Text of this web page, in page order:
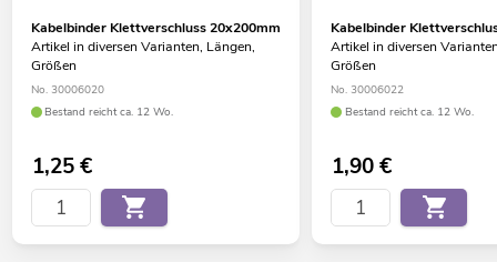
Kabelbinder Klettverschluss 20x200mm
Artikel in diversen Varianten, Längen,
Größen
No. 30006020
Bestand reicht ca. 12 Wo.
1,25€
Kabelbinder
Artikel in diversen
Größen
No. 30006022
Bestand reicht ca. 12 Wo.
1,90€